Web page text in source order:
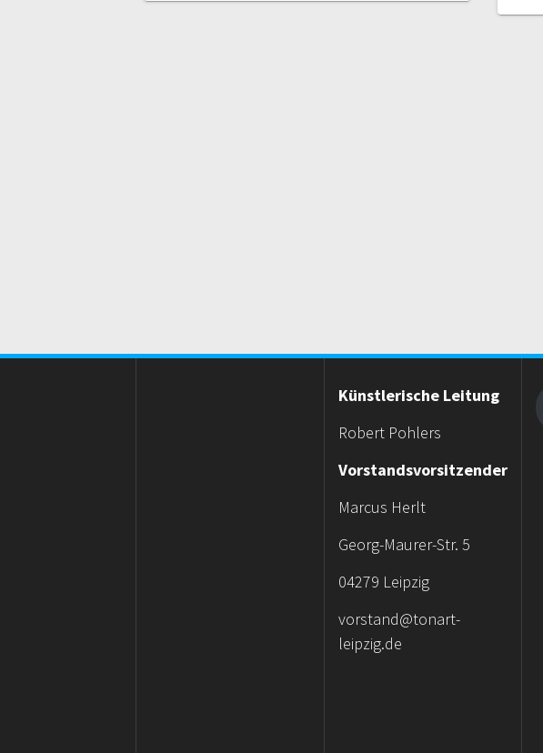
Künstlerische Leitung
Robert Pohlers
Vorstandsvorsitzender
Marcus Herlt
Georg-Maurer-Str. 5
04279 Leipzig
vorstand@tonart-
leipzig.de